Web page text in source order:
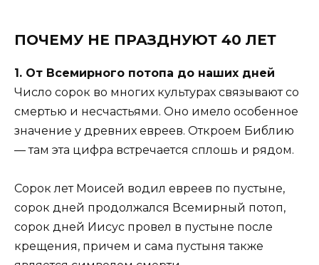
ПОЧЕМУ НЕ ПРАЗДНУЮТ 40 ЛЕТ
1. От Всемирного потопа до наших дней
Число сорок во многих культурах связывают со
смертью и несчастьями. Оно имело особенное
значение у древних евреев. Откроем Библию
— там эта цифра встречается сплошь и рядом.
Сорок лет Моисей водил евреев по пустыне,
сорок дней продолжался Всемирный потоп,
сорок дней Иисус провел в пустыне после
крещения, причем и сама пустыня также